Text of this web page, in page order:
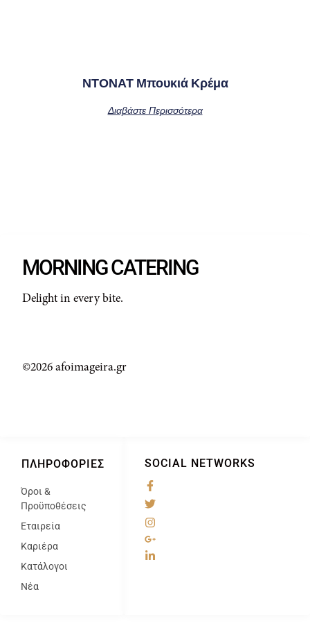
ΝΤΟΝΑΤ Μπουκιά Κρέμα
Διαβάστε Περισσότερα
SOCIAL NETWORKS
ΠΛΗΡΟΦΟΡΊΕΣ
Όροι &
Προϋποθέσεις
Εταιρεία
Καριέρα
Κατάλογοι
Νέα
MORNING CATERING
Delight in every bite.
©2026 afoimageira.gr